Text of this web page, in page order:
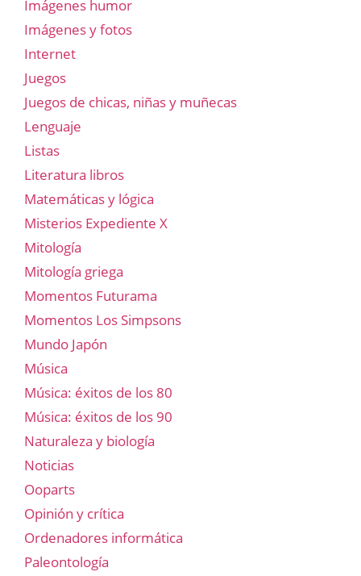
Imágenes humor
Imágenes y fotos
Internet
Juegos
Juegos de chicas, niñas y muñecas
Lenguaje
Listas
Literatura libros
Matemáticas y lógica
Misterios Expediente X
Mitología
Mitología griega
Momentos Futurama
Momentos Los Simpsons
Mundo Japón
Música
Música: éxitos de los 80
Música: éxitos de los 90
Naturaleza y biología
Noticias
Ooparts
Opinión y crítica
Ordenadores informática
Paleontología